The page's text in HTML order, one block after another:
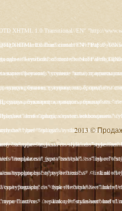
css" /> <link rel="stylesheet" href="/templates/rt_juxta/css/joomla.css" type="text/css" /> <link rel="stylesheet" href="/templates/rt_juxta/css/style1.css" type="text/css" /> <link rel="stylesheet" href="/templates/rt_juxta/css/demo-styles.css" type="text/css" /> <link rel="stylesheet" href="/templates/rt_juxta/css/template.css" type="text/css" /> <link rel="stylesheet" href="/templates/rt_juxta/css/template-firefox.css" type="text/css" /> <link rel="stylesheet" href="/templates/rt_juxta/css/typography.css" type="text/css" /> <link rel="stylesheet" href="/templates/rt_juxta/css/backgrounds.css" type="text/css" /> <link rel="stylesheet" href="/templates/rt_juxta/css/fusionmenu.css" type="text/css" /> <link rel="stylesheet" href="/modules/mod_roknewspager/themes/light/roknewspager.css" type="text/css" /> <style type="text/css"> #rt-main-surround ul.menu li.active > a, #rt-main-surround ul.menu li.active > .separator, #rt-main-surround ul.menu li.active > .item, #rt-main-surround .square4 ul.menu li:hover > a, #rt-main-surround .square4 ul.menu li:hover > .item, #rt-main-surround .square4 ul.menu li:hover > .separator, .roktabs-links ul li.active span, .menutop li:hover > .item, .menutop li.f-menuparent-itemfocus .item, .menutop li.active > .item {color:#660000;} a, .button, #rt-main-surround ul.menu a:hover, #rt-main-surround ul.menu .separator:hover, #rt-main-surround ul.menu .item:hover, .title1 .module-title .title, #rt-main .item_add:link, #rt-main .item_add:visited, #rt-main .simpleCart_empty:link, #rt-main .simpleCart_empty:visited, #rt-main .simpleCart_checkout:link, #rt-main .simpleCart_checkout:visited {color:#660000;} body #rt-logo {width:400px;height:200px;} </style> <script src="/media/system/js/mootools-core.js" type="text/javascript"></script> <script src="/media/system/js/core.js" type="text/javascript"></script> <script src="/media/
css" /> <link rel="stylesheet" href="/templates/rt_juxta/css/joomla.css" type="text/css" /> <link rel="stylesheet" href="/templates/rt_juxta/css/style1.css" type="text/css" /> <link rel="stylesheet" href="/templates/rt_juxta/css/demo-styles.css" type="text/css" /> <link rel="stylesheet" href="/templates/rt_juxta/css/template.css" type="text/css" /> <link rel="stylesheet" href="/templates/rt_juxta/css/template-firefox.css" type="text/css" /> <link rel="stylesheet" href="/templates/rt_juxta/css/typography.css" type="text/css" /> <link rel="stylesheet" href="/templates/rt_juxta/css/backgrounds.css" type="text/css" /> <link rel="stylesheet" href="/templates/rt_juxta/css/fusionmenu.css" type="text/css" /> <link rel="stylesheet" href="/modules/mod_roknewspager/themes/light/roknewspager.css" type="text/css" /> <style type="text/css"> #rt-main-surround ul.menu li.active > a, #rt-main-surround ul.menu li.active > .separator, #rt-main-surround ul.menu li.active > .item, #rt-main-surround .square4 ul.menu li:hover > a, #rt-main-surround .square4 ul.menu li:hover > .item, #rt-main-surround .square4 ul.menu li:hover > .separator, .roktabs-links ul li.active span, .menutop li:hover > .item, .menutop li.f-menuparent-itemfocus .item, .menutop li.active > .item {color:#660000;} a, .button, #rt-main-surround ul.menu a:hover, #rt-main-surround ul.menu .separator:hover, #rt-main-surround ul.menu .item:hover, .title1 .module-title .title, #rt-main .item_add:link, #rt-main .item_add:visited, #rt-main .simpleCart_empty:link, #rt-main .simpleCart_empty:visited, #rt-main .simpleCart_checkout:link, #rt-main .simpleCart_checkout:visited {color:#660000;} body #rt-logo {width:400px;height:200px;} </style> <script src="/media/system/js/mootools-core.js" type="text/javascript"></script> <script src="/media/system/js/core.js" type="text/javascript"></script> <script src="/media/
2013 ©